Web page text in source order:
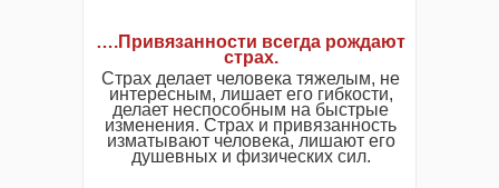
….Привязанности всегда рождают
страх.
Страх делает человека тяжелым, не
интересным, лишает его гибкости,
делает неспособным на быстрые
изменения. Страх и привязанность
изматывают человека, лишают его
душевных и физических сил.